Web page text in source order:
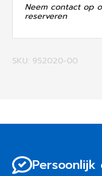
Neem contact op
reserveren
SKU: 952020-00